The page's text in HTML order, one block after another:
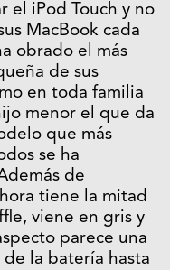
el iPod Touch y no
MacBook cada
obrado el más
de sus
en toda familia
menor el que da
que más
se ha
de
tiene la mitad
viene en gris y
parece una
la batería hasta